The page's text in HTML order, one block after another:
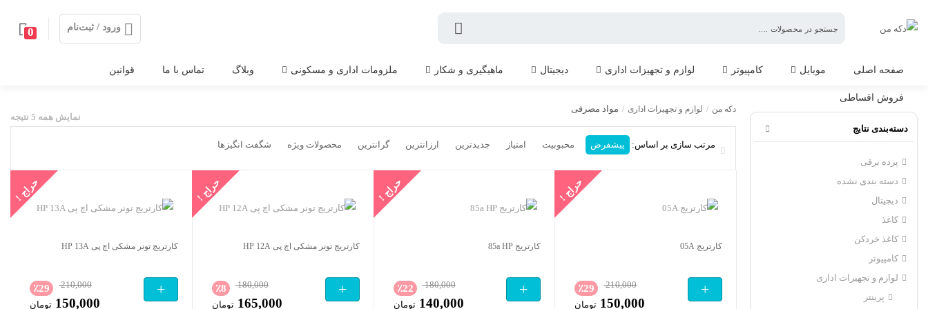
ورود / ثبت‌نام 0
صفحه اصلی موبایل کامپیوتر لوازم و تجهیزات اداری دیجیتال ماهیگیری و شکار ملزومات اداری و مسکونی وبلاگ تماس با ما قوانین
فروش اقساطی
دکه من / لوازم و تجهیزات اداری / مواد مصرفی
نمایش همه 5 نتیجه
مرتب سازی بر اساس: پیشفرض محبوبیت امتیاز جدیدترین ارزانترین گرانترین محصولات ویژه شگفت انگیزها
حراج !
کارتریج 05A
٪29
210,000
150,000 تومان
+
حراج !
کارتریج 85a HP
٪22
180,000
140,000 تومان
+
حراج !
کارتریج تونر مشکی اچ پی HP 12A
٪8
180,000
165,000 تومان
+
حراج !
کارتریج تونر مشکی اچ پی HP 13A
٪29
210,000
150,000 تومان
+
دسته‌بندی نتایج
پرده برقی
دسته بندی نشده
دیجیتال
کاغذ
کاغذ خردکن
کامپیوتر
لوازم و تجهیزات اداری
پرینتر